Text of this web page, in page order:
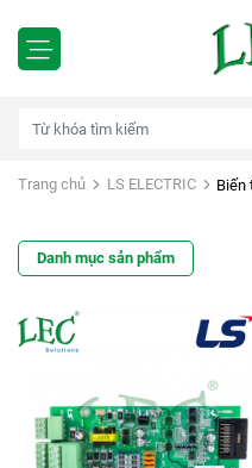
Trang chủ LS ELECTRIC Biến
Danh mục sản phẩm